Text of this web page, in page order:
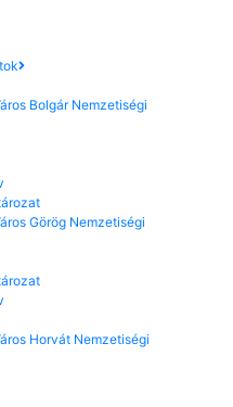
Bolgár Nemzetiségi
Görög Nemzetiségi
Horvát Nemzetiségi